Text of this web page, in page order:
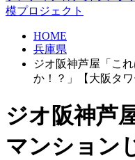
模プロジェクト
HOME
兵庫県
ジオ阪神芦屋「こ
か！？」【大阪タワ
ジオ阪神芦
マンション